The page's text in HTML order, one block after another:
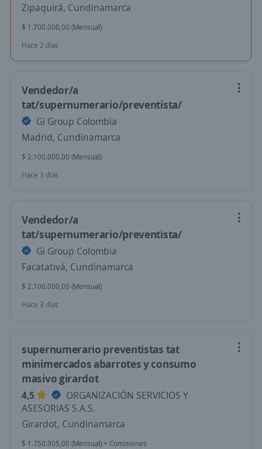
Zipaquirá, Cundinamarca
$ 1.700.000,00 (Mensual)
Hace 2 días
Vendedor/a
tat/supernumerario/preventista/
Gi Group Colombia
Madrid, Cundinamarca
$ 2.100.000,00 (Mensual)
Hace 3 días
Vendedor/a
tat/supernumerario/preventista/
Gi Group Colombia
Facatativá, Cundinamarca
$ 2.100.000,00 (Mensual)
Hace 3 días
supernumerario preventistas tat
minimercados abarrotes y consumo
masivo girardot
4,5
ORGANIZACIÓN SERVICIOS Y
ASESORIAS S.A.S.
Girardot, Cundinamarca
$ 1.750.905,00 (Mensual) + Comisiones